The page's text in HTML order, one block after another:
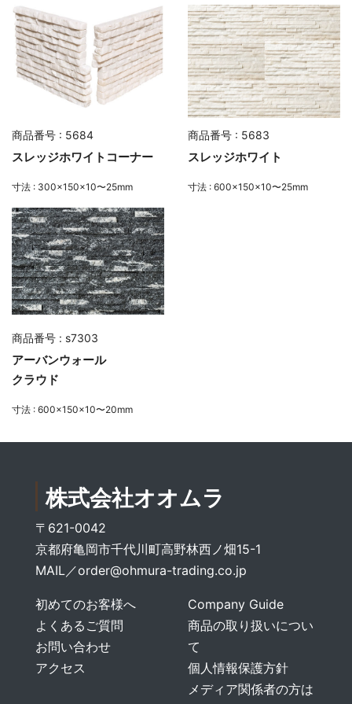
商品番号 : 5684
スレッジホワイトコーナー
寸法 : 300×150×10〜25mm
商品番号 : 5683
スレッジホワイト
寸法 : 600×150×10〜25mm
商品番号 : s7303
アーバンウォール
クラウド
寸法 : 600×150×10〜20mm
株式会社オオムラ
〒621-0042
京都府亀岡市千代川町高野林西ノ畑15-1
MAIL／order@ohmura-trading.co.jp
初めてのお客様へ
よくあるご質問
お問い合わせ
アクセス
Company Guide
商品の取り扱いについ
て
個人情報保護方針
メディア関係者の方は